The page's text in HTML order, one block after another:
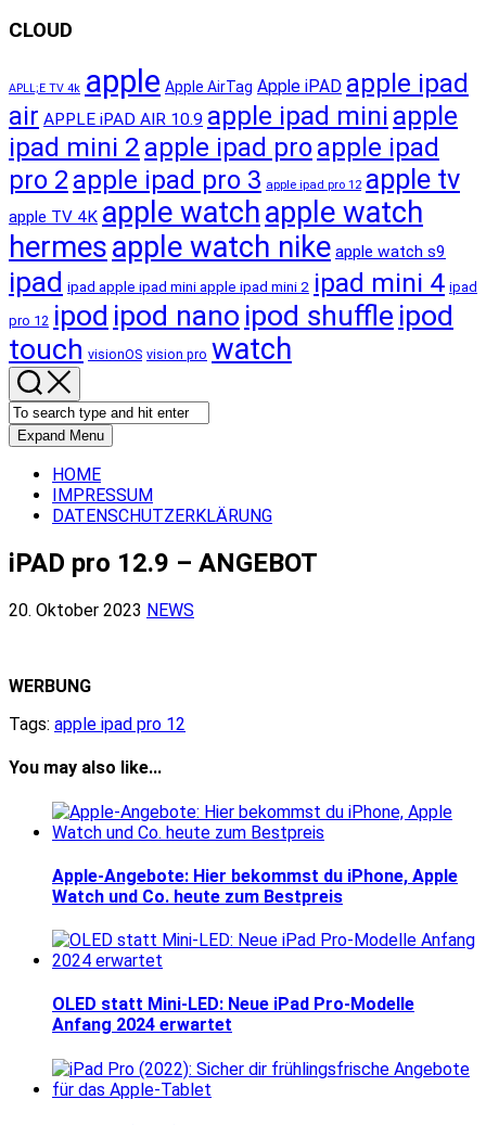
CLOUD
APLL;E TV 4k apple Apple AirTag Apple iPAD apple ipad
air APPLE iPAD AIR 10.9 apple ipad mini apple
ipad mini 2 apple ipad proapple ipad
pro 2 apple ipad pro 3 apple ipad pro 12 apple tv
apple TV 4K apple watchapple watch
hermesapple watch nike apple watch s9
ipad ipad apple ipad mini apple ipad mini 2 ipad mini 4 ipad
pro 12 ipod ipod nano ipod shuffle ipod
touch visionOS vision pro watch
Expand Menu
HOME
IMPRESSUM
DATENSCHUTZERKLÄRUNG
iPAD pro 12.9 – ANGEBOT
20. Oktober 2023 NEWS
WERBUNG
Tags: apple ipad pro 12
You may also like...
Apple-Angebote: Hier bekommst du iPhone, Apple
Watch und Co. heute zum Bestpreis
OLED statt Mini-LED: Neue iPad Pro-Modelle
Anfang 2024 erwartet